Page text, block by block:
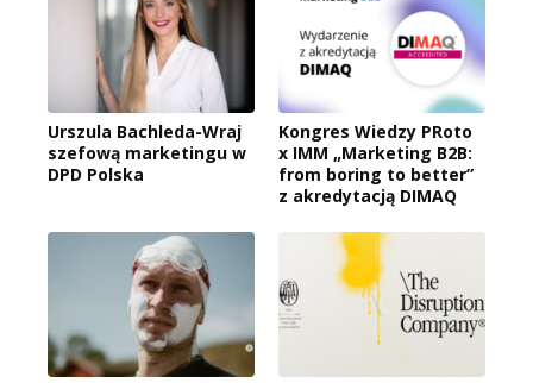
Urszula Bachleda-Wraj
szefową marketingu w
DPD Polska
Kongres Wiedzy PRoto
x IMM „Marketing B2B:
from boring to better”
z akredytacją DIMAQ